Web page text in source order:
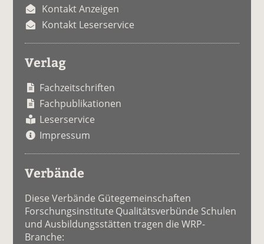
Kontakt Anzeigen
Kontakt Leserservice
Verlag
Fachzeitschriften
Fachpublikationen
Leserservice
Impressum
Verbände
Diese Verbände Gütegemeinschaften
Forschungsinstitute Qualitätsverbünde Schulen
und Ausbildungsstätten tragen die WRP-
Branche: